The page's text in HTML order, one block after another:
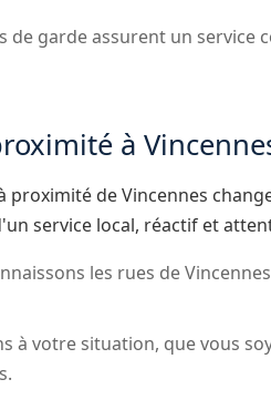
de garde assurent un service
à
de Vincennes
service local, réactif et
les rues de
à votre situation, que vous